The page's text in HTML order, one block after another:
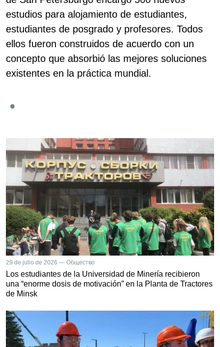
estudios para alojamiento de estudiantes,
estudiantes de posgrado y profesores. Todos
ellos fueron construidos de acuerdo con un
concepto que absorbió las mejores soluciones
existentes en la práctica mundial.
29 de julio de 2026 — Общество
Los estudiantes de la Universidad de Minería recibieron
una “enorme dosis de motivación” en la Planta de Tractores
de Minsk